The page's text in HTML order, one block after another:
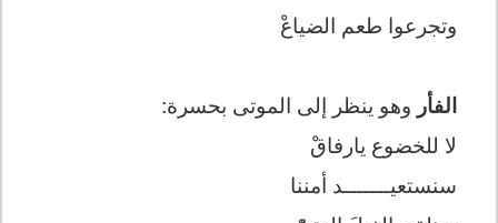
وتجرعوا طعم الضياعْ
الفأر وهو ينظر إلى الموتى بحسرة:
لا للخضوع يارفاقْ
سنستعيـــــــد أمننا